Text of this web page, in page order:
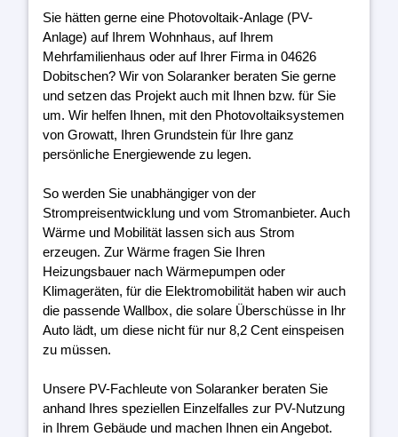
Sie hätten gerne eine Photovoltaik-Anlage (PV-
Anlage) auf Ihrem Wohnhaus, auf Ihrem
Mehrfamilienhaus oder auf Ihrer Firma in 04626
Dobitschen? Wir von Solaranker beraten Sie gerne
und setzen das Projekt auch mit Ihnen bzw. für Sie
um. Wir helfen Ihnen, mit den Photovoltaiksystemen
von Growatt, Ihren Grundstein für Ihre ganz
persönliche Energiewende zu legen.
So werden Sie unabhängiger von der
Strompreisentwicklung und vom Stromanbieter. Auch
Wärme und Mobilität lassen sich aus Strom
erzeugen. Zur Wärme fragen Sie Ihren
Heizungsbauer nach Wärmepumpen oder
Klimageräten, für die Elektromobilität haben wir auch
die passende Wallbox, die solare Überschüsse in Ihr
Auto lädt, um diese nicht für nur 8,2 Cent einspeisen
zu müssen.
Unsere PV-Fachleute von Solaranker beraten Sie
anhand Ihres speziellen Einzelfalles zur PV-Nutzung
in Ihrem Gebäude und machen Ihnen ein Angebot.